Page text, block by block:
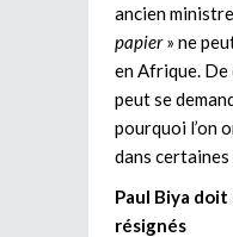
ancien
papier» ne
en Afrique. De
peut se
pourquoi l’on
dans
Paul Biya
résignés